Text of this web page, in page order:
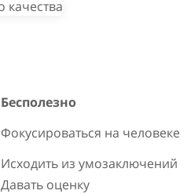
Бесполезно
Фокусироваться на человеке
Исходить из умозаключений
Давать оценку